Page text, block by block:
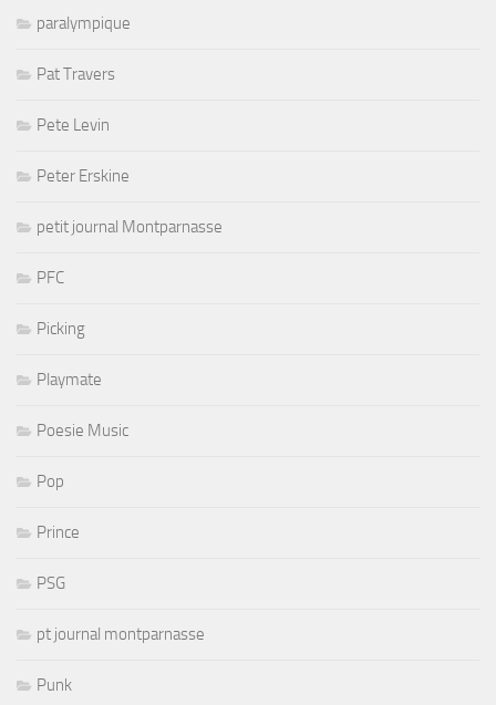
paralympique
Pat Travers
Pete Levin
Peter Erskine
petit journal Montparnasse
PFC
Picking
Playmate
Poesie Music
Pop
Prince
PSG
pt journal montparnasse
Punk